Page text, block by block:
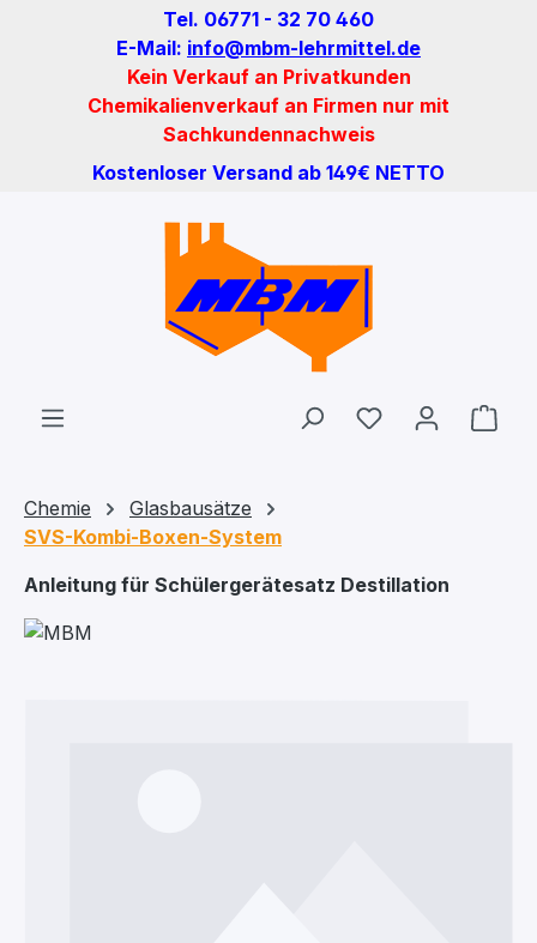
Zum Hauptinhalt springenTel. 06771 - 32 70 460
E-Mail: info@mbm-lehrmittel.de
Kein Verkauf an Privatkunden
Chemikalienverkauf an Firmen nur mit
Sachkundennachweis
Kostenloser Versand ab 149€ NETTO
Du hast 0
Chemie
Glasbausätze
SVS-Kombi-Boxen-System
Anleitung für Schülergerätesatz Destillation